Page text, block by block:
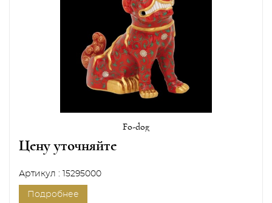
Fo-dog
Цену уточняйте
Артикул : 15295000
Подробнее